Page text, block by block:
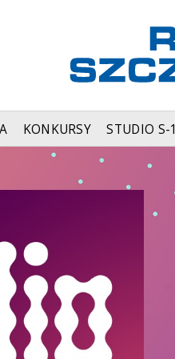
KONKURSY STUDIO S-1